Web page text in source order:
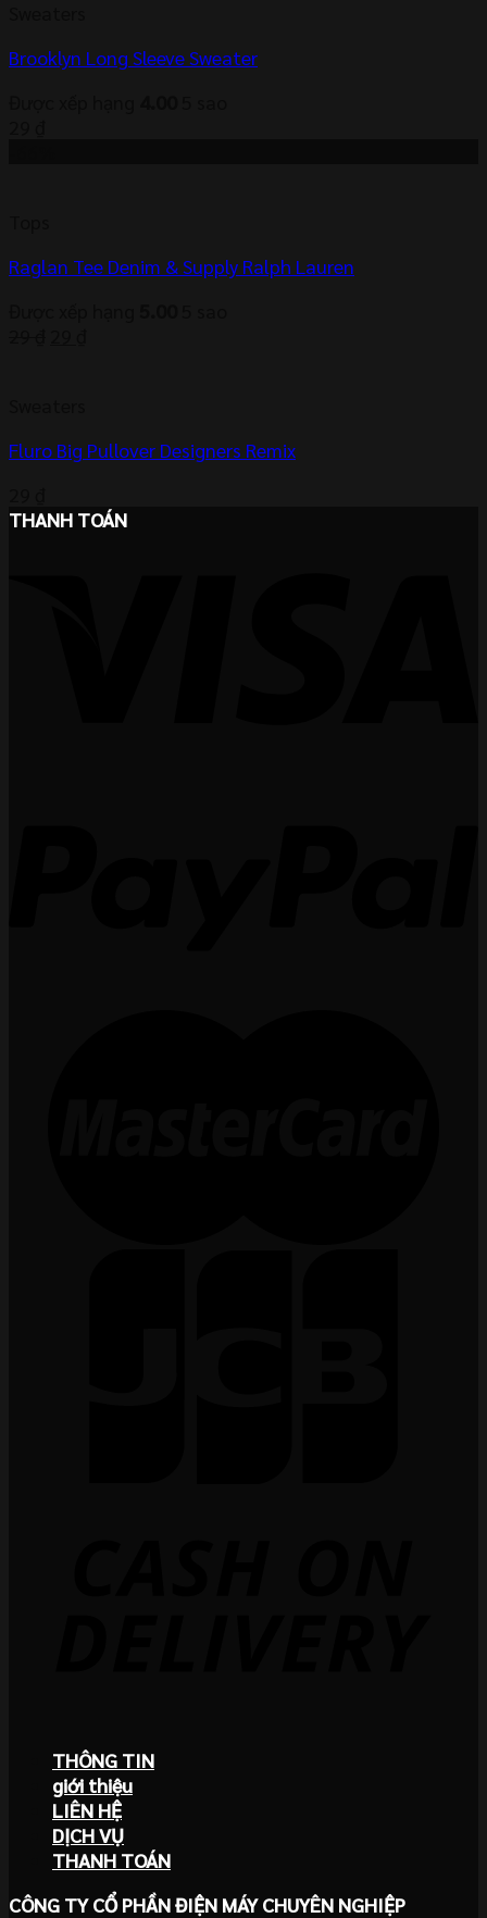
Brooklyn Long Sleeve Sweater
Raglan Tee Denim & Supply Ralph Lauren
Fluro Big Pullover Designers Remix
THANH TOÁN
THÔNG TIN
giới thiệu
LIÊN HỆ
DỊCH VỤ
THANH TOÁN
CÔNG TY CỔ PHẦN ĐIỆN MÁY CHUYÊN NGHIỆP